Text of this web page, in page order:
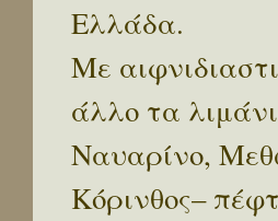
Ελλάδα.
Με
άλλο τα
Ναυαρίνο,
Κόρινθος–